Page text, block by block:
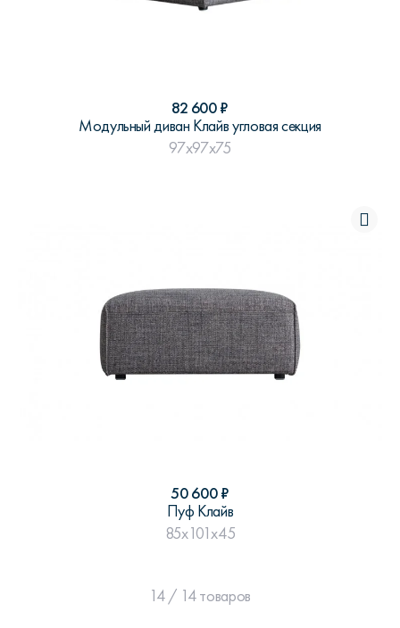
82 600₽
Модульный диван Клайв угловая секция
97x97x75
50 600₽
Пуф Клайв
85x101x45
14 / 14 товаров